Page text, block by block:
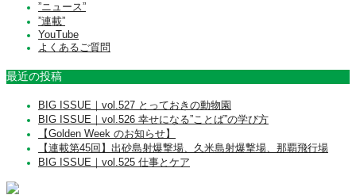
”ニュース”
”連載”
YouTube
よくあるご質問
最近の投稿
BIG ISSUE｜vol.527 とっておきの動物園
BIG ISSUE｜vol.526 幸せになる”ことば”の学び方
【Golden Week のお知らせ】
【連載第45回】出砂島射爆撃場、久米島射爆撃場、那覇飛行場
BIG ISSUE｜vol.525 仕事とケア